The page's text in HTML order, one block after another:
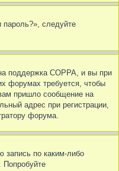
пароль?», следуйте
поддержка COPPA, и вы при
форумах требуется, чтобы
пришло сообщение на
адрес при регистрации,
форума.
запись по каким-либо
Попробуйте